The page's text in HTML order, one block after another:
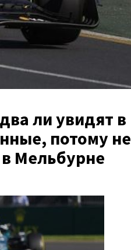
ли увидят в
потому не
Мельбурне